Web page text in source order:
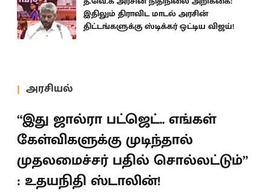
இதிலும் திராவிட மாடல் அரசின்
திட்டங்களுக்கு ஸ்டிக்கர் ஒட்டிய விஜய்!
அரசியல்
“இது ஜால்ரா பட்ஜெட்.. எங்கள்
கேள்விகளுக்கு முடிந்தால்
முதலமைச்சர் பதில் சொல்லட்டும்”
: உதயநிதி ஸ்டாலின்!